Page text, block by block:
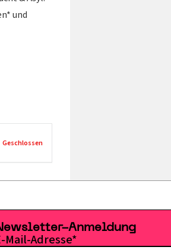
und
Geschlossen
Anmeldung
Mail-Adresse*